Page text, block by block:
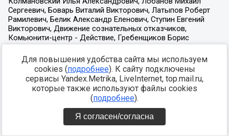
Для повышения удобства сайта мы используем
cookies (подробнее). К сайту подключены
сервисы Yandex.Metrika, LiveInternet, top.mail.ru,
которые также используют файлы cookies
(подробнее).
Я согласен/согласна